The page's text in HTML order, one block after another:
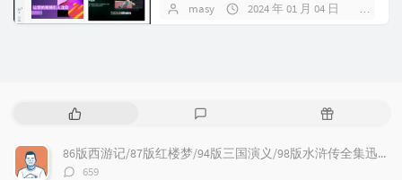
masy 2024 年 01 月 04 日
热
文
章
评
论
随
文
章
86版西游记/87版红楼梦/94版三国演义/98版水浒传全集迅雷下载
评
659